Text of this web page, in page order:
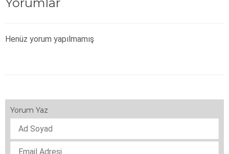
Henüz yorum yapılmamış
Yorum Yaz